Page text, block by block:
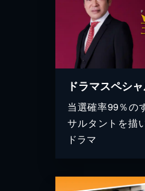
ドラマスペシ
当選確率99％の
サルタントを描
ドラマ